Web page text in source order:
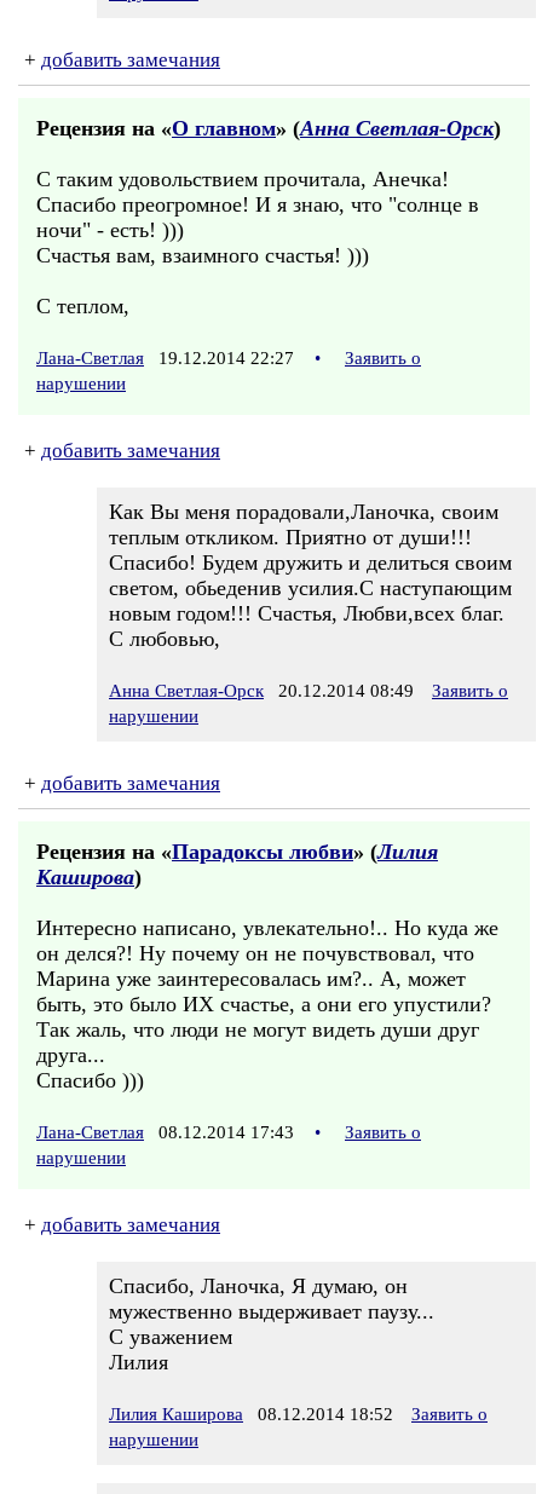
+ добавить замечания
Рецензия на «О главном» (Анна Светлая-Орск)
С таким удовольствием прочитала, Анечка!
Спасибо преогромное! И я знаю, что "солнце в
ночи" - есть! )))
Счастья вам, взаимного счастья! )))
С теплом,
Лана-Светлая 19.12.2014 22:27 •
Заявить о
нарушении
+ добавить замечания
Как Вы меня порадовали,Ланочка, своим
теплым откликом. Приятно от души!!!
Спасибо! Будем дружить и делиться своим
светом, обьеденив усилия.С наступающим
новым годом!!! Счастья, Любви,всех благ.
С любовью,
Анна Светлая-Орск 20.12.2014 08:49
Заявить о
нарушении
+ добавить замечания
Рецензия на «Парадоксы любви» (Лилия
Каширова)
Интересно написано, увлекательно!.. Но куда же
он делся?! Ну почему он не почувствовал, что
Марина уже заинтересовалась им?.. А, может
быть, это было ИХ счастье, а они его упустили?
Так жаль, что люди не могут видеть души друг
друга...
Спасибо )))
Лана-Светлая 08.12.2014 17:43 •
Заявить о
нарушении
+ добавить замечания
Спасибо, Ланочка, Я думаю, он
мужественно выдерживает паузу...
С уважением
Лилия
Лилия Каширова 08.12.2014 18:52
Заявить о
нарушении